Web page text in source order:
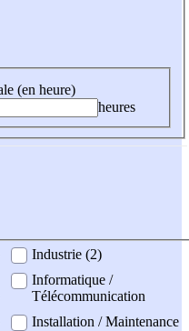
(en heure)
heures
Industrie (2)
Informatique /
Télécommunication
Installation / Maintenance